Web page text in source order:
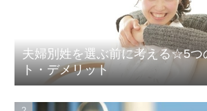
夫婦別姓を選ぶ前に考える☆5つ
ト・デメリット